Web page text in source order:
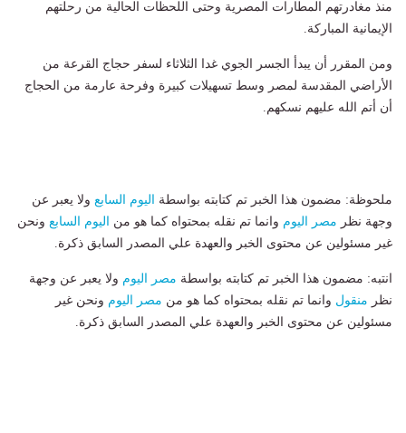
منذ مغادرتهم المطارات المصرية وحتى اللحظات الحالية من رحلتهم
الإيمانية المباركة.
ومن المقرر أن يبدأ الجسر الجوي غدا الثلاثاء لسفر حجاج القرعة من
الأراضي المقدسة لمصر وسط تسهيلات كبيرة وفرحة عارمة من الحجاج
أن أتم الله عليهم نسكهم.
ملحوظة: مضمون هذا الخبر تم كتابته بواسطة اليوم السابع ولا يعبر عن
وجهة نظر مصر اليوم وانما تم نقله بمحتواه كما هو من اليوم السابع ونحن
غير مسئولين عن محتوى الخبر والعهدة علي المصدر السابق ذكرة.
انتبه: مضمون هذا الخبر تم كتابته بواسطة مصر اليوم ولا يعبر عن وجهة
نظر منقول وانما تم نقله بمحتواه كما هو من مصر اليوم ونحن غير
مسئولين عن محتوى الخبر والعهدة علي المصدر السابق ذكرة.